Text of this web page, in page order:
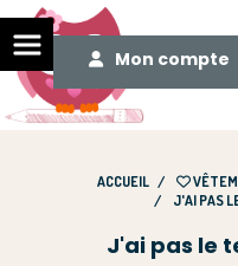
Le
Mon compte
ACCUEIL
J'AI PAS
J'ai pas le